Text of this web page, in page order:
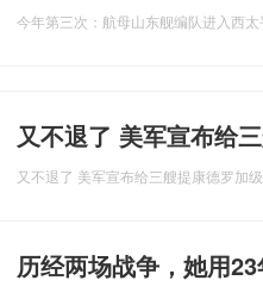
今年第三次：航母山东舰编队进入西太
又不退了 美军宣布给
又不退了 美军宣布给三艘提康德罗加
历经两场战争，她用